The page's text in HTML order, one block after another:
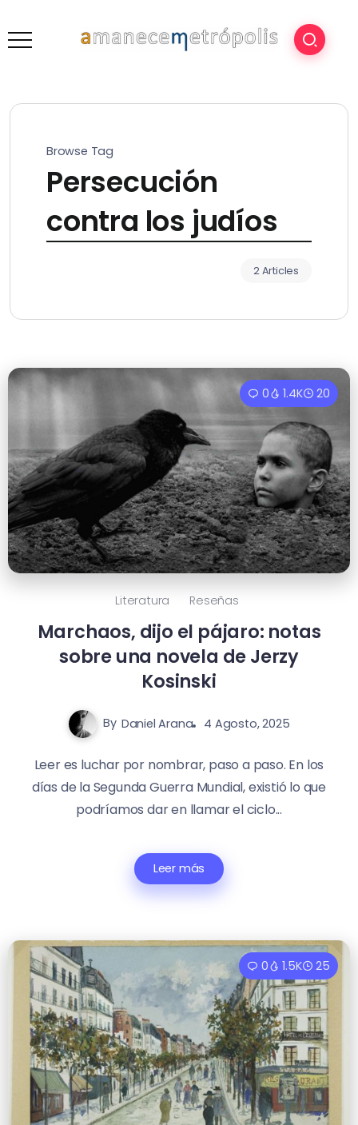
Browse Tag
Persecución
contra los judíos
2 Articles
0 1.4K 20
Literatura Reseñas
Marchaos, dijo el pájaro: notas
sobre una novela de Jerzy
Kosinski
By Daniel Arana 4 Agosto, 2025
Leer es luchar por nombrar, paso a paso. En los
días de la Segunda Guerra Mundial, existió lo que
podríamos dar en llamar el ciclo...
Leer más
0 1.5K 25